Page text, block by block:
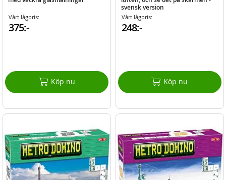
Vårt lågpris:
375:-
Köp nu
svensk version
Vårt lågpris:
248:-
Köp nu